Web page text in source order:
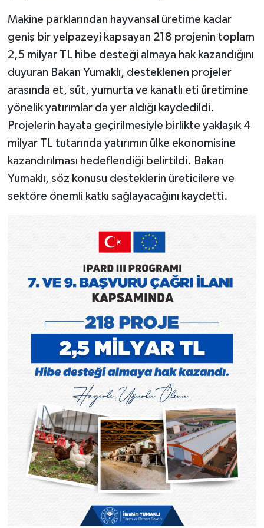
Makine parklarından hayvansal üretime kadar
geniş bir yelpazeyi kapsayan 218 projenin toplam
2,5 milyar TL hibe desteği almaya hak kazandığını
duyuran Bakan Yumaklı, desteklenen projeler
arasında et, süt, yumurta ve kanatlı eti üretimine
yönelik yatırımlar da yer aldığı kaydedildi.
Projelerin hayata geçirilmesiyle birlikte yaklaşık 4
milyar TL tutarında yatırımın ülke ekonomisine
kazandırılması hedeflendiği belirtildi. Bakan
Yumaklı, söz konusu desteklerin üreticilere ve
sektöre önemli katkı sağlayacağını kaydetti.